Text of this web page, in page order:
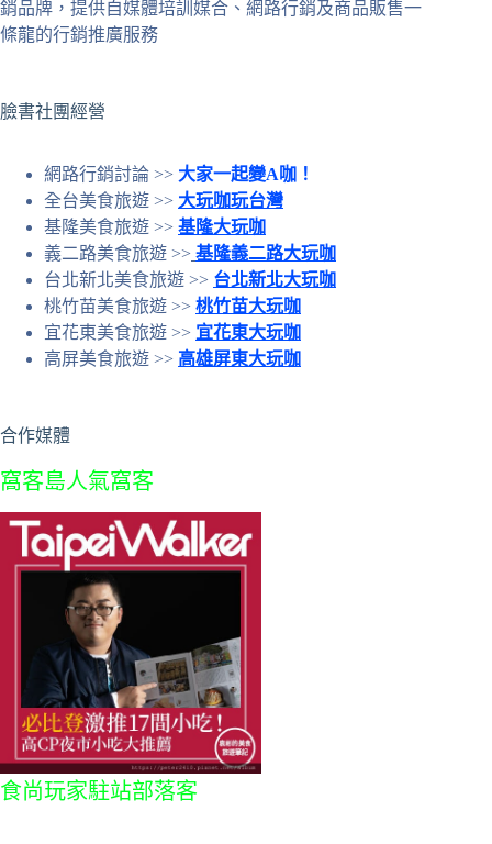
件
的
果
銷品牌，提供自媒體培訓媒合、網路行銷及商品販售一
條龍的行銷推廣服務
臉書社團經營
網路行銷討論 >> 大家一起變A咖！
全台美食旅遊 >> 大玩咖玩台灣
基隆美食旅遊 >> 基隆大玩咖
義二路美食旅遊 >> 基隆義二路大玩咖
台北新北美食旅遊 >> 台北新北大玩咖
桃竹苗美食旅遊 >> 桃竹苗大玩咖
宜花東美食旅遊 >> 宜花東大玩咖
高屏美食旅遊 >> 高雄屏東大玩咖
合作媒體
窩客島人氣窩客
食尚玩家駐站部落客